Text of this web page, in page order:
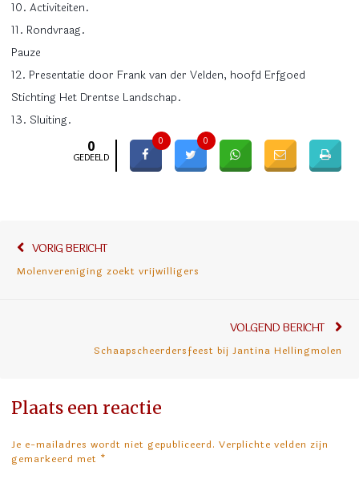
10. Activiteiten.
11. Rondvraag.
Pauze
12. Presentatie door Frank van der Velden, hoofd Erfgoed
Stichting Het Drentse Landschap.
13. Sluiting.
0
GEDEELD
0 0
navigatie
VORIG BERICHT
Molenvereniging zoekt vrijwilligers
VOLGEND BERICHT
Schaapscheerdersfeest bij Jantina Hellingmolen
Plaats een reactie
Je e-mailadres wordt niet gepubliceerd. Verplichte velden zijn
gemarkeerd met *